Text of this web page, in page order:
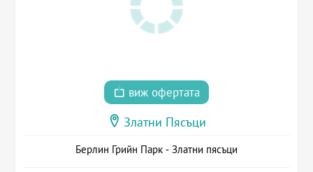
виж офертата
Златни Пясъци
Берлин Грийн Парк - Златни пясъци